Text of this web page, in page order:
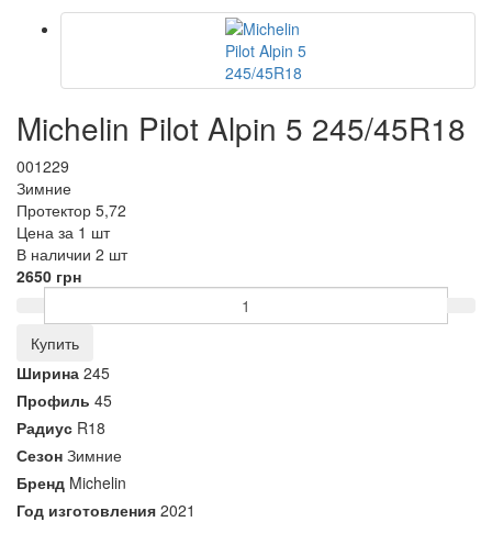
Michelin Pilot Alpin 5 245/45R18
001229
Зимние
Протектор 5,72
Цена за 1 шт
В наличии 2 шт
2650 грн
Купить
Ширина 245
Профиль 45
Радиус R18
Сезон Зимние
Бренд Michelin
Год изготовления 2021